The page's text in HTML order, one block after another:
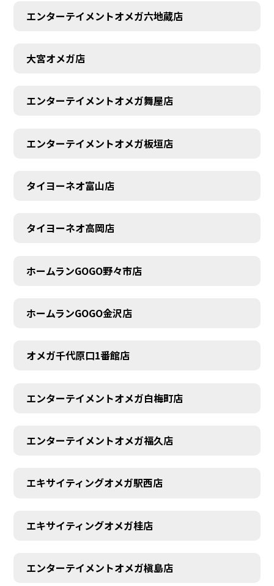
AUDITION
エンターテイメントオメガ六地蔵店
大宮オメガ店
エンターテイメントオメガ舞屋店
エンターテイメントオメガ板垣店
タイヨーネオ富山店
タイヨーネオ高岡店
ホームランGOGO野々市店
ホームランGOGO金沢店
オメガ千代原口1番館店
エンターテイメントオメガ白梅町店
エンターテイメントオメガ福久店
エキサイティングオメガ駅西店
エキサイティングオメガ桂店
エンターテイメントオメガ槇島店